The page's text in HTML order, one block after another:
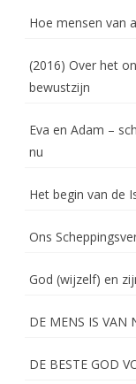
Hoe mensen van
(2016) Over het
bewustzijn
Eva en Adam –
nu
Het begin van de
Ons
God (wijzelf) en
DE MENS IS VAN
DE BESTE GOD